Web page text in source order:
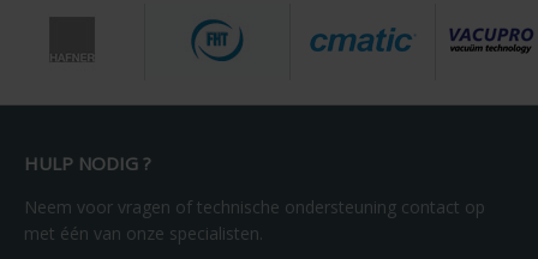
HULP NODIG ?
Neem voor vragen of technische ondersteuning contact op
met één van onze specialisten.